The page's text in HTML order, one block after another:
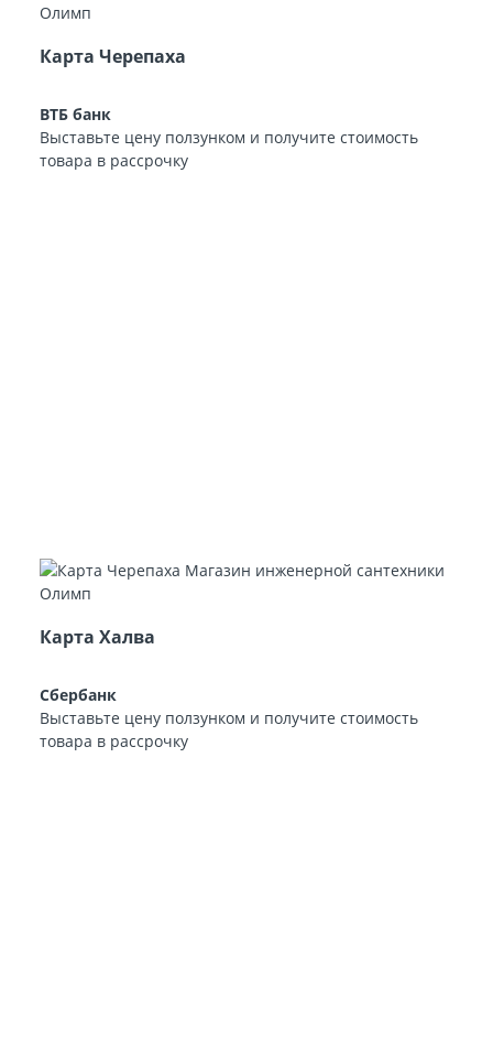
Карта Черепаха
ВТБ банк
Выставьте цену ползунком и получите стоимость
товара в рассрочку
Карта Халва
Сбербанк
Выставьте цену ползунком и получите стоимость
товара в рассрочку